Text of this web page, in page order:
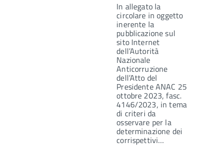
In allegato la
circolare in oggetto
inerente la
pubblicazione sul
sito Internet
dell’Autorità
Nazionale
Anticorruzione
dell’Atto del
Presidente ANAC 25
ottobre 2023, fasc.
4146/2023, in tema
di criteri da
osservare per la
determinazione dei
corrispettivi…